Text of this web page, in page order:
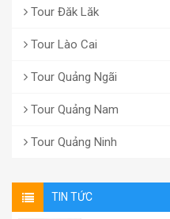
Tour Đăk Lăk
Tour Lào Cai
Tour Quảng Ngãi
Tour Quảng Nam
Tour Quảng Ninh
TIN TỨC